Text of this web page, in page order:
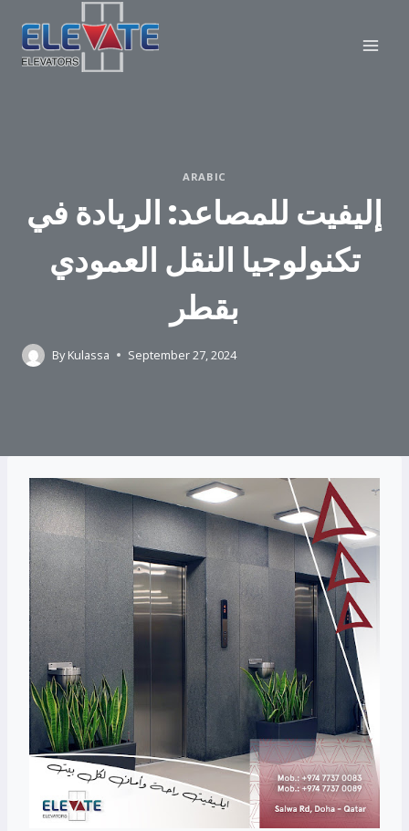
content
ARABIC
إليفيت للمصاعد: الريادة في
تكنولوجيا النقل العمودي
بقطر
By Kulassa September 27, 2024